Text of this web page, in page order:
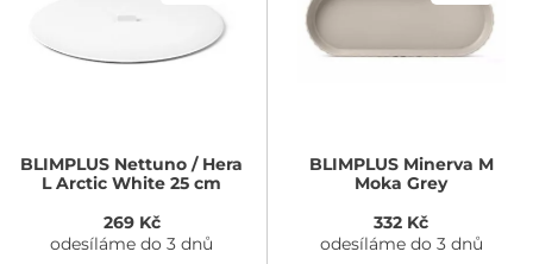
BLIMPLUS Nettuno / Hera
L Arctic White 25 cm
269 Kč
odesíláme do 3 dnů
BLIMPLUSMinerva M
Moka Grey
332 Kč
odesíláme do 3 dnů